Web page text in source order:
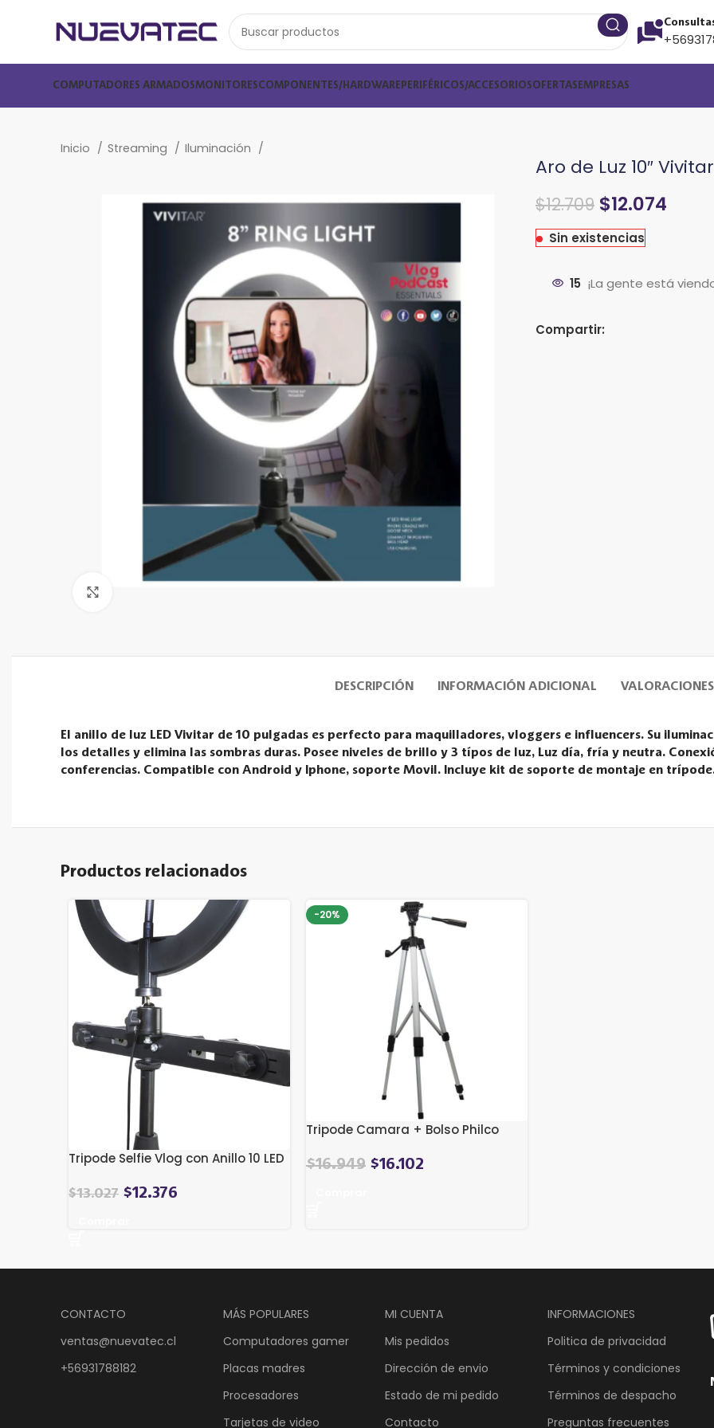
COMPUTADORES ARMADOSMONITORESCOMPONENTES/HARDWARE PERIFÉRICOS/ACCESORIOSOFERTAS EMPRESAS
Inicio Streaming Iluminación
Aro de Luz 10″ Vivitar
$12.709 $12.074
Sin existencias
15 ¡La gente está
Compartir:
DESCRIPCIÓN INFORMACIÓN ADICIONAL
El anillo de luz LED Vivitar de 10 pulgadas es perfecto para maquilladores, vloggers e influencers. Su
los detalles y elimina las sombras duras. Posee niveles de brillo y 3 típos de luz, Luz día, fría y neutra.
conferencias. Compatible con Android y Iphone, soporte Movil. Incluye kit de soporte de montaje en
Productos relacionados
Tripode Selfie Vlog con Anillo 10 LED
$13.027 $12.376
-20%
Tripode Camara + Bolso Philco
El
$16.949El$16.102
CONTACTO
ventas@nuevatec.cl
+56931788182
MÁS POPULARES
Computadores gamer
Placas madres
Procesadores
Tarjetas de video
MI CUENTA
Mis pedidos
Dirección de envio
Estado de mi pedido
Contacto
INFORMACIONES
Politica de privacidad
Términos y condiciones
Términos de despacho
Preguntas frecuentes